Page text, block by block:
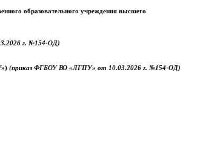
образовательного учреждения высшего
г. №154-ОД)
(приказ ФГБОУ ВО «ЛГПУ» от 10.03.2026 г. №154-ОД)